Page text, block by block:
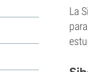
La